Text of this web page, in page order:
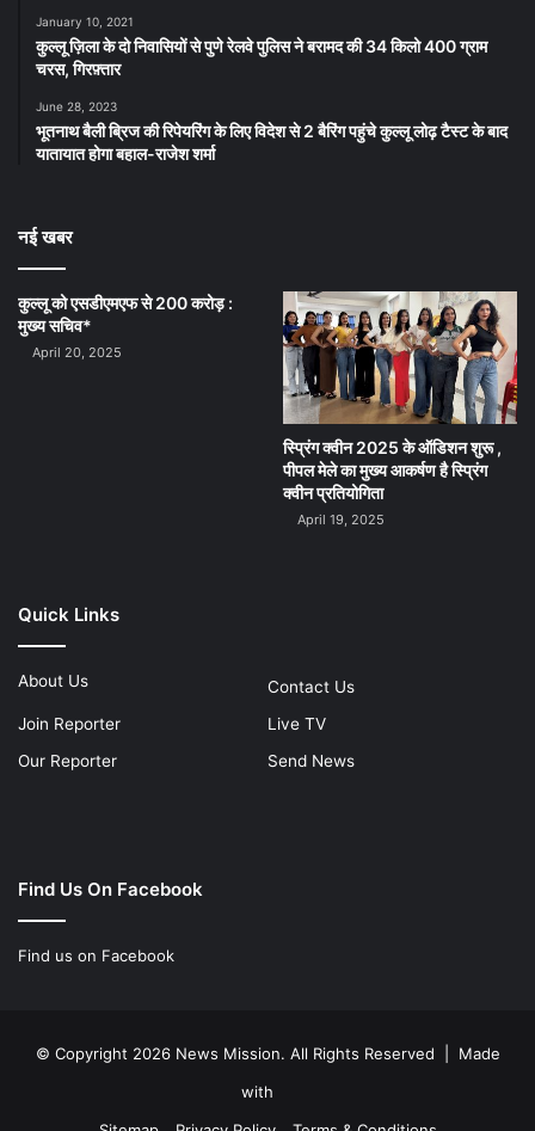
January 10, 2021
कुल्लू ज़िला के दो निवासियों से पुणे रेलवे पुलिस ने बरामद की 34 किलो 400 ग्राम
चरस, गिरफ़्तार
June 28, 2023
भूतनाथ बैली ब्रिज की रिपेयरिंग के लिए विदेश से 2 बैरिंग पहुंचे कुल्लू लोढ़ टैस्ट के बाद
यातायात होगा बहाल-राजेश शर्मा
नई खबर
कुल्लू को एसडीएमएफ से 200 करोड़ :
मुख्य सचिव*
April 20, 2025
स्प्रिंग क्वीन 2025 के ऑडिशन शुरू ,
पीपल मेले का मुख्य आकर्षण है स्प्रिंग
क्वीन प्रतियोगिता
April 19, 2025
Quick Links
About Us
Contact Us
Join Reporter
Live TV
Our Reporter
Send News
Find Us On Facebook
Find us on Facebook
© Copyright 2026 News Mission. All Rights Reserved | Made
with